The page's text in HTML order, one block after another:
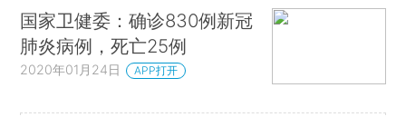
国家卫健委：确诊830例新冠
肺炎病例，死亡25例
2020年01月24日 APP打开